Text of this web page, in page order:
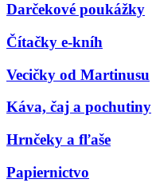
Darčekové poukážky
Čítačky e-kníh
Vecičky od Martinusu
Káva, čaj a pochutiny
Hrnčeky a fľaše
Papiernictvo